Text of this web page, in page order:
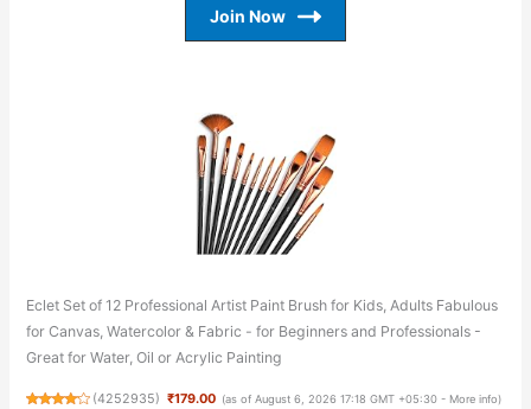
Join Now
Eclet Set of 12 Professional Artist Paint Brush for Kids, Adults Fabulous
for Canvas, Watercolor & Fabric - for Beginners and Professionals -
Great for Water, Oil or Acrylic Painting
(4252935) ₹179.00 (as of August 6, 2026 17:18 GMT +05:30 - More info)